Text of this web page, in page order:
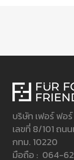
บริษัท เฟอร์ ฟอ
เลขที่ 8/101 ถน
กทม. 10220
มือถือ : 064-